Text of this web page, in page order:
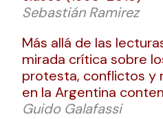
Sebastián Ramirez
Más allá de las
mirada crítica sobre
protesta, conflictos y
en la Argentina
Guido Galafassi